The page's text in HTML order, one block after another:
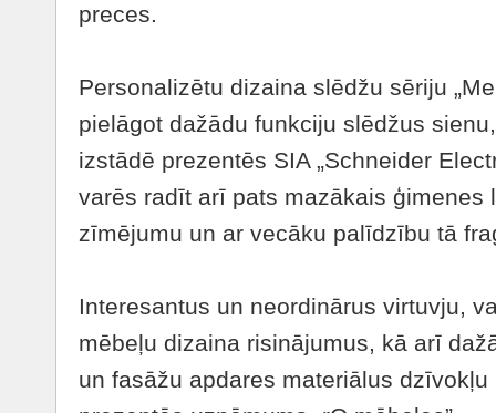
preces.
Personalizētu dizaina slēdžu sēriju
pielāgot dažādu funkciju slēdžus
izstādē prezentēs SIA „Schneider
varēs radīt arī pats mazākais ģimenes
zīmējumu un ar vecāku palīdzību tā
Interesantus un neordinārus virtuvju,
mēbeļu dizaina risinājumus, kā arī
un fasāžu apdares materiālus